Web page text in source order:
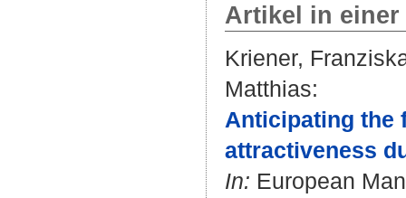
Artikel in
Kriener,
Matthias:
Anticipating the
attractiveness
In: European